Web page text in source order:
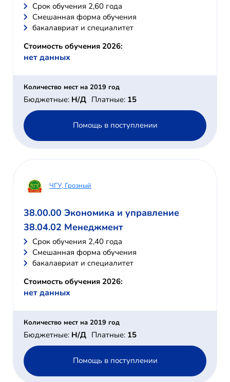
Cрок обучения 2,60 года
Смешанная форма обучения
бакалавриат и специалитет
Стоимость обучения 2026:
нет данных
Количество мест на 2019 год
Бюджетные: Н/Д Платные: 15
Помощь в поступлении
ЧГУ, Грозный
38.00.00 Экономика и управление
38.04.02 Менеджмент
Cрок обучения 2,40 года
Смешанная форма обучения
бакалавриат и специалитет
Стоимость обучения 2026:
нет данных
Количество мест на 2019 год
Бюджетные: Н/Д Платные: 15
Помощь в поступлении